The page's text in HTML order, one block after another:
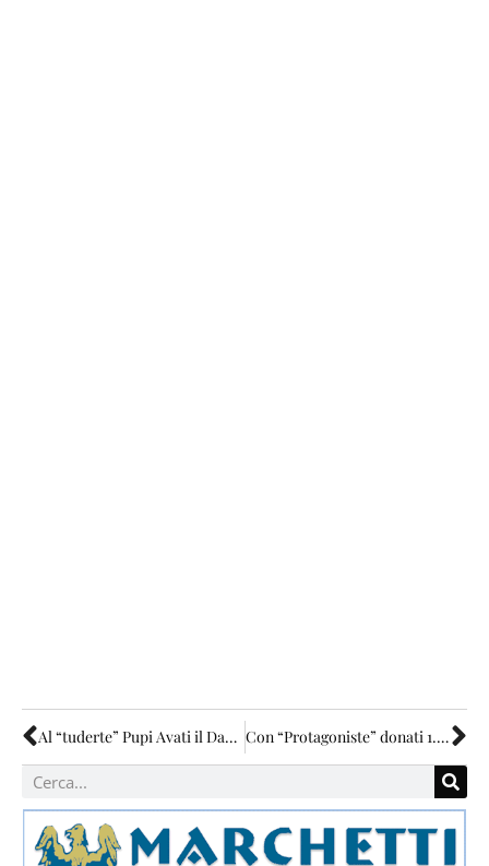
Al “tuderte” Pupi Avati il David alla carriera Con “Protagoniste” donati 1.900 euro ai centri antiviolenza